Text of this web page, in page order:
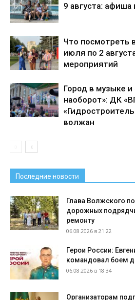
9 августа:
Что посмотреть
июля по 2
мероприятий
Город в музыке
наоборот»: ДК
волжан
Последние новости
Глава Волжского
дорожных
ремонту
06.08.2026 в 21:22
Герои России:
командовал боем
06.08.2026 в 18:34
Организаторам